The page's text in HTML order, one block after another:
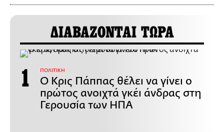
ΔΙΑΒΑΖΟΝΤΑΙ ΤΩΡΑ
ΠΟΛΙΤΙΚΗ
Ο Κρις Πάππας θέλει να γίνει ο
πρώτος ανοιχτά γκέι άνδρας στη
Γερουσία των ΗΠΑ